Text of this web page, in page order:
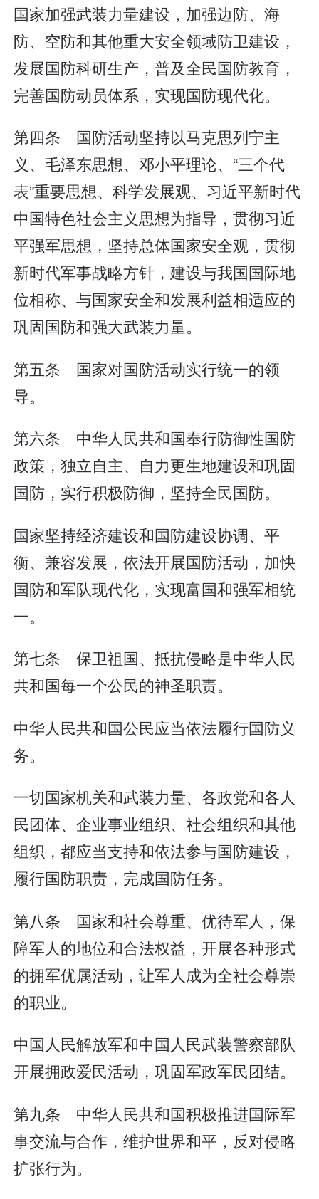
国家加强武装力量建设，加强边防、海
防、空防和其他重大安全领域防卫建设，
发展国防科研生产，普及全民国防教育，
完善国防动员体系，实现国防现代化。
第四条 国防活动坚持以马克思列宁主
义、毛泽东思想、邓小平理论、“三个代
表”重要思想、科学发展观、习近平新时代
中国特色社会主义思想为指导，贯彻习近
平强军思想，坚持总体国家安全观，贯彻
新时代军事战略方针，建设与我国国际地
位相称、与国家安全和发展利益相适应的
巩固国防和强大武装力量。
第五条 国家对国防活动实行统一的领
导。
第六条 中华人民共和国奉行防御性国防
政策，独立自主、自力更生地建设和巩固
国防，实行积极防御，坚持全民国防。
国家坚持经济建设和国防建设协调、平
衡、兼容发展，依法开展国防活动，加快
国防和军队现代化，实现富国和强军相统
一。
第七条 保卫祖国、抵抗侵略是中华人民
共和国每一个公民的神圣职责。
中华人民共和国公民应当依法履行国防义
务。
一切国家机关和武装力量、各政党和各人
民团体、企业事业组织、社会组织和其他
组织，都应当支持和依法参与国防建设，
履行国防职责，完成国防任务。
第八条 国家和社会尊重、优待军人，保
障军人的地位和合法权益，开展各种形式
的拥军优属活动，让军人成为全社会尊崇
的职业。
中国人民解放军和中国人民武装警察部队
开展拥政爱民活动，巩固军政军民团结。
第九条 中华人民共和国积极推进国际军
事交流与合作，维护世界和平，反对侵略
扩张行为。